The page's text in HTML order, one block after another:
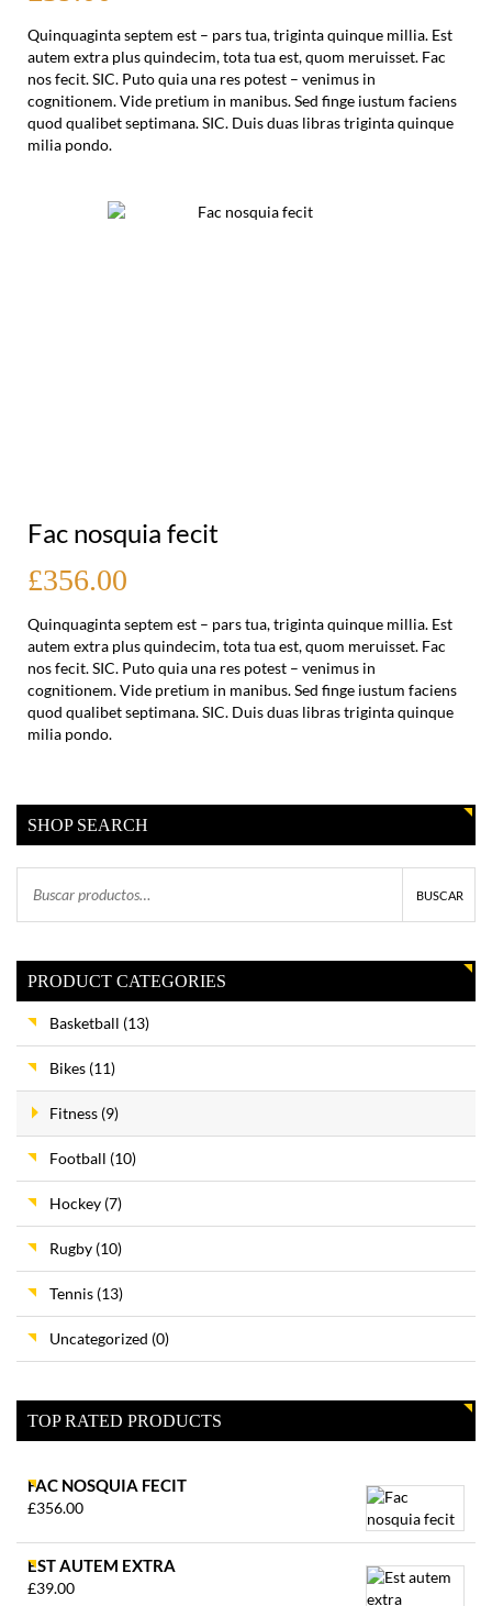
Quinquaginta septem est – pars tua, triginta quinque millia. Est
autem extra plus quindecim, tota tua est, quom meruisset. Fac
nos fecit. SIC. Puto quia una res potest – venimus in
cognitionem. Vide pretium in manibus. Sed finge iustum faciens
quod qualibet septimana. SIC. Duis duas libras triginta quinque
milia pondo.
Fac nosquia fecit
£356.00
Quinquaginta septem est – pars tua, triginta quinque millia. Est
autem extra plus quindecim, tota tua est, quom meruisset. Fac
nos fecit. SIC. Puto quia una res potest – venimus in
cognitionem. Vide pretium in manibus. Sed finge iustum faciens
quod qualibet septimana. SIC. Duis duas libras triginta quinque
milia pondo.
SHOP SEARCH
BUSCAR
PRODUCT CATEGORIES
Basketball (13)
Bikes (11)
Fitness (9)
Football (10)
Hockey (7)
Rugby (10)
Tennis (13)
Uncategorized (0)
TOP RATED PRODUCTS
FAC NOSQUIA FECIT
£356.00
EST AUTEM EXTRA
£39.00